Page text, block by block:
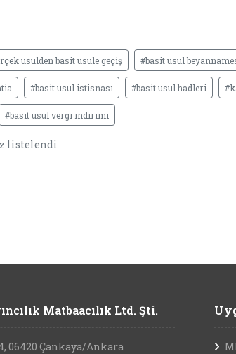
usulden basit usule geçiş #basit usul
#basit usul istisnası #basit usul hadleri
#basit usul vergi indirimi
listelendi
Matbaacılık Ltd. Şti.
06420 Çankaya/Ankara